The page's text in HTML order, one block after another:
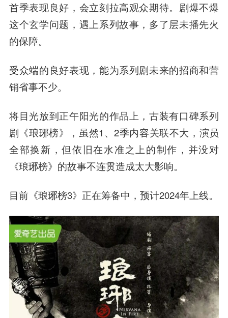
首季表现良好，会立刻拉高观众期待。 剧爆不爆
这个玄学问题，遇上系列故事，多了层未播先火
的保障。
受众端的良好表现，能为系列剧未来的招商和营
销省事不少。
将目光放到正午阳光的作品上，古装有口碑系列
剧《琅琊榜》，虽然1、2季内容关联不大，演员
全部换新，但依旧在水准之上的制作，并没对
《琅琊榜》的故事不连贯造成太大影响。
目前《琅琊榜3》正在筹备中，预计2024年上线。